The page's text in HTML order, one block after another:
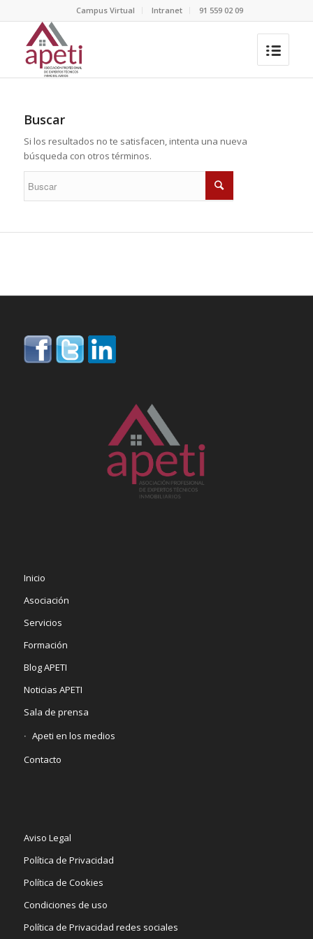
Campus Virtual Intranet 91 559 02 09
Buscar
Si los resultados no te satisfacen, intenta una nueva
búsqueda con otros términos.
Inicio
Asociación
Servicios
Formación
Blog APETI
Noticias APETI
Sala de prensa
Apeti en los medios
Contacto
Aviso Legal
Política de Privacidad
Política de Cookies
Condiciones de uso
Política de Privacidad redes sociales